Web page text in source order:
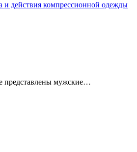
и действия компрессионной одежды
представлены мужские…